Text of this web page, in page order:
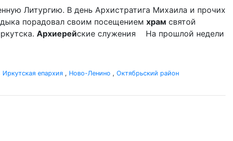
Литургию. В день Архистратига Михаила и прочих
порадовал своим посещением храм святой
Архиерейские служения На прошлой недели
Иркутская епархия , Ново-Ленино , Октябрьский район